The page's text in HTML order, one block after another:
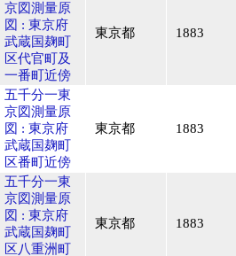
京図測量原
図 : 東京府
武蔵国麹町
区代官町及
一番町近傍
東京都 1883
五千分一東
京図測量原
図 : 東京府
武蔵国麹町
区番町近傍
東京都 1883
五千分一東
京図測量原
図 : 東京府
武蔵国麹町
区八重洲町
東京都 1883